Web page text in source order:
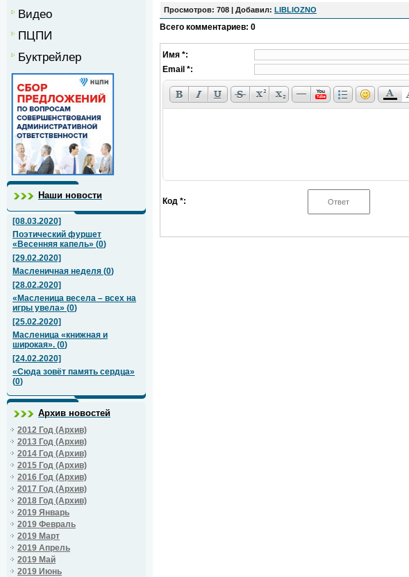
Видео
ПЦПИ
Буктрейлер
Наши новости
[08.03.2020]
Поэтический фуршет
«Весенняя капель» (0)
[29.02.2020]
Масленичная неделя (0)
[28.02.2020]
«Масленица весела – всех на
игры увела» (0)
[25.02.2020]
Масленица «книжная и
широкая». (0)
[24.02.2020]
«Сюда зовёт память сердца»
(0)
Архив новостей
2012 Год (Архив)
2013 Год (Архив)
2014 Год (Архив)
2015 Год (Архив)
2016 Год (Архив)
2017 Год (Архив)
2018 Год (Архив)
2019 Январь
2019 Февраль
2019 Март
2019 Апрель
2019 Май
2019 Июнь
Просмотров: 708 | Добавил: LIBLIOZNO
Всего комментариев: 0
Имя *:
Email *:
Код *: